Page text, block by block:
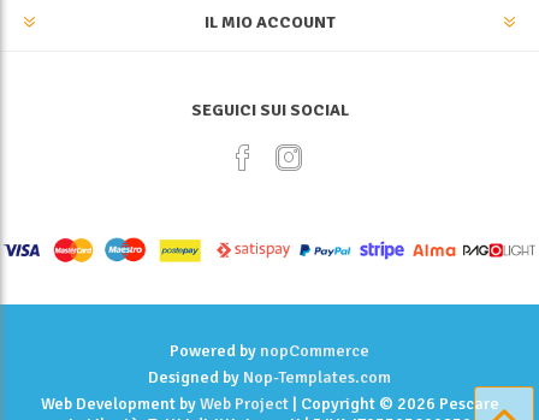
IL MIO ACCOUNT
SEGUICI SUI SOCIAL
Powered by nopCommerce
Designed by Nop-Templates.com
Web Development byWeb Project| Copyright © 2026 Pescare